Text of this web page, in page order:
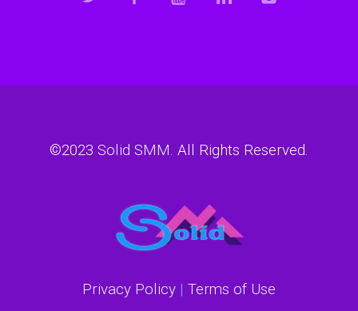
©2023 Solid SMM. All Rights Reserved.
Privacy Policy | Terms of Use